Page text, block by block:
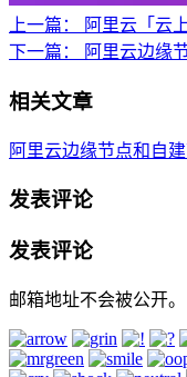
上一篇：
阿里云「云
下一篇：
阿里云边缘
相关文章
阿里云边缘节点和自
发表评论
发表评论
邮箱地址不会被公开。